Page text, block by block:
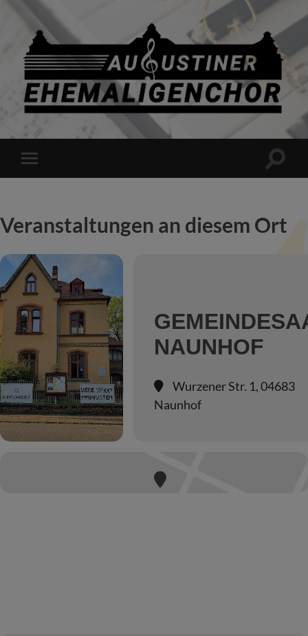
Augustiner
Ehemaligenchor
e.
Menü
Veranstaltungen an diesem Ort
NAUNHOF
Wurzener Str. 1, 04683
Naunhof